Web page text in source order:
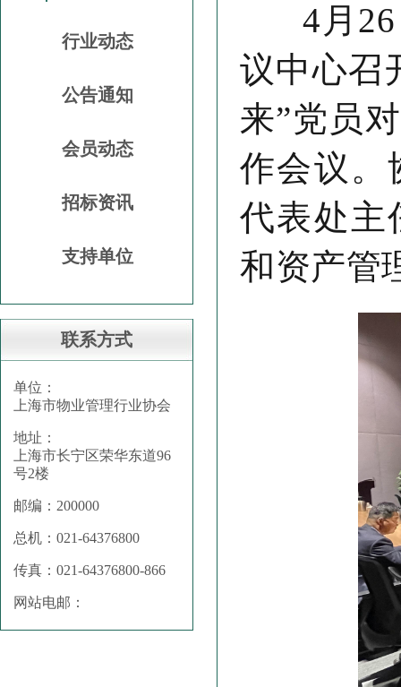
行业动态
公告通知
会员动态
招标资讯
支持单位
联系方式
单位：
上海市物业管理行业协会
地址：
上海市长宁区荣华东道96
号2楼
邮编：200000
总机：021-64376800
传真：021-64376800-866
网站电邮：
4月26
议中心召
来”党员
作会议。
代表处主
和资产管